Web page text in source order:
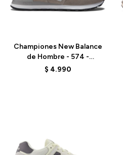
Championes New Balance
de Hombre - 574 -
ML574EVG - GREY
$ 4.990